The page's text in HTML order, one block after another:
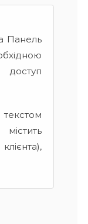
Панель
доступ